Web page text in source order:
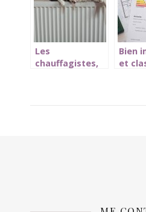
Les
chauffagistes,
Bien
et